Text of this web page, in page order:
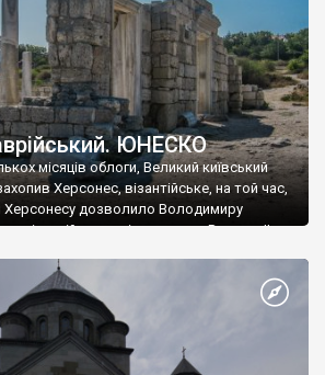
ЮНЕСКО
місяців облоги, Великий київський
Херсонес, візантійське, на той час,
Херсонесу дозволило Володимиру
візантійському імператору Василю ІІ, та
язичник, став Василем-християнином.
Русі. На честь Херсонесу Таврійського